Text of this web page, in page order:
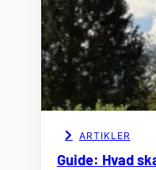
og
gør
mere
ARTIKLER
Guide: Hvad